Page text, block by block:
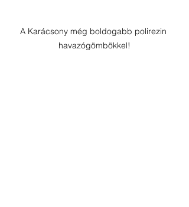
A Karácsony még boldogabb polirezin
havazógömbökkel!